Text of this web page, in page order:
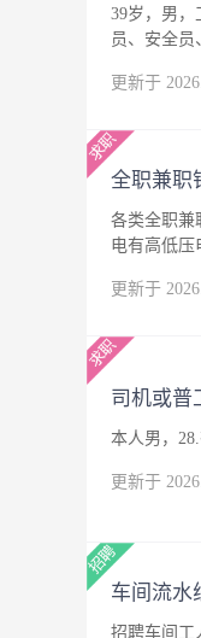
39岁，男，
员、安全员
更新于
全职兼职
各类全职兼
电有高低压
更新于
司机或普
本人男，
更新于
车间流水
招聘车间工